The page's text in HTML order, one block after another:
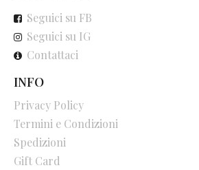
Seguici su FB
Seguici su IG
Contattaci
INFO
Privacy Policy
Termini e Condizioni
Spedizioni
Gift Card